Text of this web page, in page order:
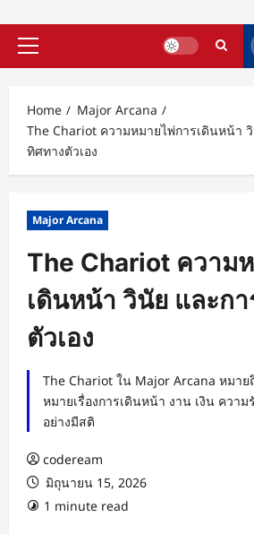
Primary
Home
Major Arcana
The Chariot ความหมายไพ่การเดินหน้า
ทิศทางตัวเอง
Major Arcana
The Chariot ความ
เดินหน้า วินัย และก
ตัวเอง
The Chariot ใน Major Arcana หมาย
หมายเรื่องการเดินหน้า งาน เงิน ควา
อย่างมีสติ
codeream
มิถุนายน 15, 2026
1 minute read